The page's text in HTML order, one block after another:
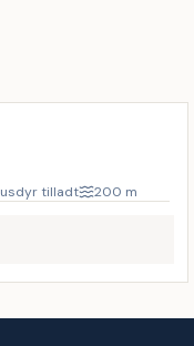
tilladt 200 m